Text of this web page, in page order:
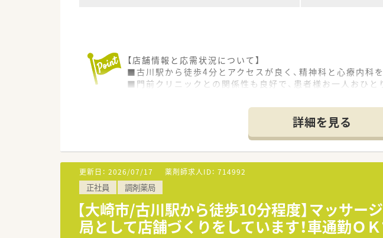
【店舗情報と応需状況について】
■古川駅から徒歩4分とアクセスが良く、精神科と心療内科
■門前クリニックとの関係性も良好で、患者様お一人おひと
■宮城県内を中心に複数の店舗を展開しており、若いスタ
■社長が定期的に各店舗を巡回しており、現場の状況を把
■従業員の定着率が非常に高く、腰を据えて長く働ける環
【やりがい/おすすめポイント】
■精神科の処方箋を通じて患者様の心の健康を支えること
■成長を続ける企業の中心メンバーとして活躍できるため
■給与水準が比較的高く、プライベートの充実と経済的な
詳細を見る
更新日： 2026/07/17 薬剤師求人ID： 714992
正社員 調剤薬局
【大崎市/古川駅から徒歩10分程度】マッサ
局として店舗づくりをしています！車通勤Ｏ